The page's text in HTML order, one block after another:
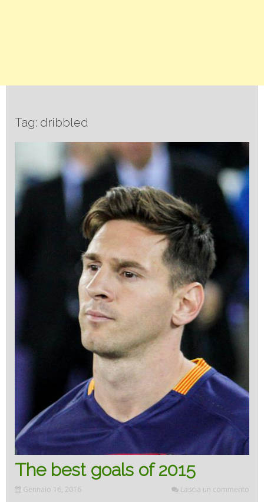
Tag: dribbled
The best goals of 2015
Gennaio 16, 2016 Lascia un commento